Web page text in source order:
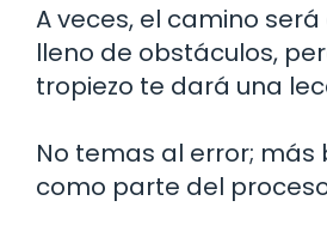
A veces, el camino
lleno de obstáculos,
tropiezo te dará una
No temas al error; más
como parte del